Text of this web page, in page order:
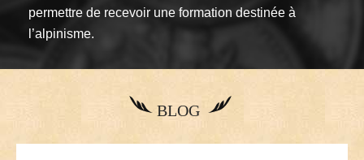
permettre de recevoir une formation destinée à
l’alpinisme.
BLOG